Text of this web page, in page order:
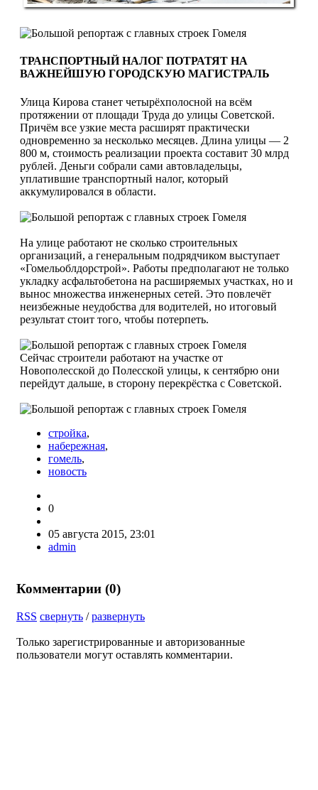
ТРАНСПОРТНЫЙ НАЛОГ ПОТРАТЯТ НА
ВАЖНЕЙШУЮ ГОРОДСКУЮ МАГИСТРАЛЬ
Улица Кирова станет четырёхпо­лосной на всём
протяжении от площа­ди Труда до улицы Советской.
Причём все узкие места расширят практиче­ски
одновременно за несколько меся­цев. Длина улицы — 2
800 м, стои­мость реализации проекта составит 30 млрд
рублей. Деньги собрали сами автовладельцы,
уплатившие транспорт­ный налог, который
аккумулировался в области.
На улице работают не сколько строительных
организаций, а гене­ральным подрядчиком выступает
«Гомельоблдорстрой». Работы пред­полагают не только
укладку асфальто­бетона на расширяемых участках, но и
вынос множества инженерных сетей. Это повлечёт
неизбежные неудобства для водителей, но итоговый
результат стоит того, чтобы потерпеть.
Сейчас строители работают на участ­ке от
Новополесской до Полесской улицы, к сентябрю они
перейдут даль­ше, в сторону перекрёстка с Советской.
стройка,
набережная,
гомель,
новость
0
05 августа 2015, 23:01
admin
Комментарии (0)
RSS свернуть /развернуть
Только зарегистрированные и авторизованные
пользователи могут оставлять комментарии.